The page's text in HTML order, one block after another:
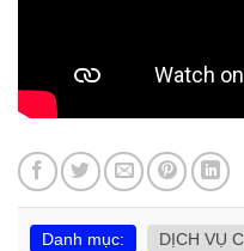
Danh mục: DỊCH VỤ